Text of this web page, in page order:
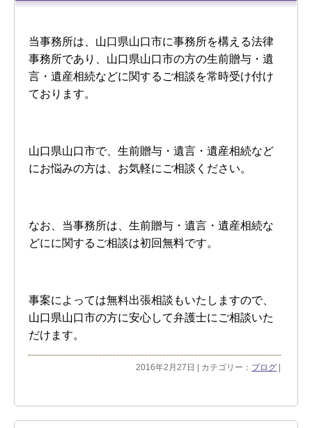
当事務所は、山口県山口市に事務所を構える法律
事務所であり、山口県山口市の方の生前贈与・遺
言・遺産相続などに関するご相談を常時受け付け
ております。
山口県山口市で、生前贈与・遺言・遺産相続など
にお悩みの方は、お気軽にご相談ください。
なお、当事務所は、生前贈与・遺言・遺産相続な
どにに関するご相談は初回無料です。
事案によっては無料出張相談もいたしますので、
山口県山口市の方に安心して弁護士にご相談いた
だけます。
2016年2月27日 | カテゴリー： ブログ